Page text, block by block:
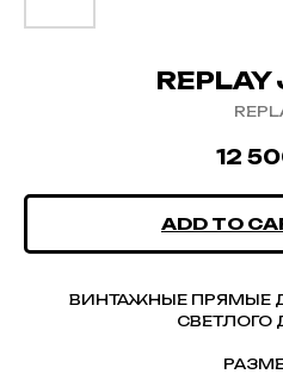
REPLAY
12
ADD TO
ВИНТАЖНЫЕ ПРЯМЫЕ
СВЕТЛОГО